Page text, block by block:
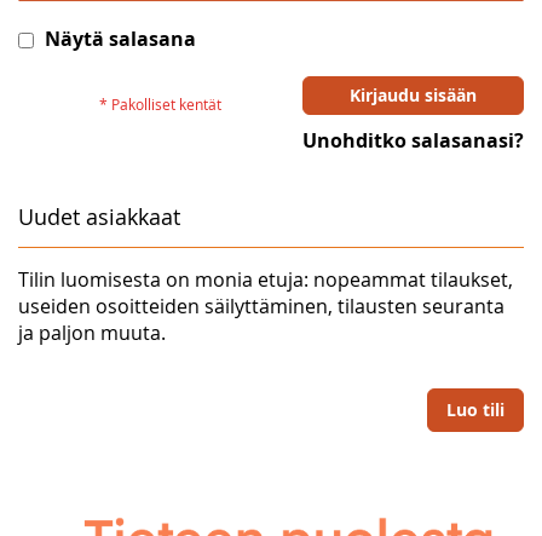
Näytä salasana
Kirjaudu sisään
Unohditko salasanasi?
Uudet asiakkaat
Tilin luomisesta on monia etuja: nopeammat tilaukset,
useiden osoitteiden säilyttäminen, tilausten seuranta
ja paljon muuta.
Luo tili